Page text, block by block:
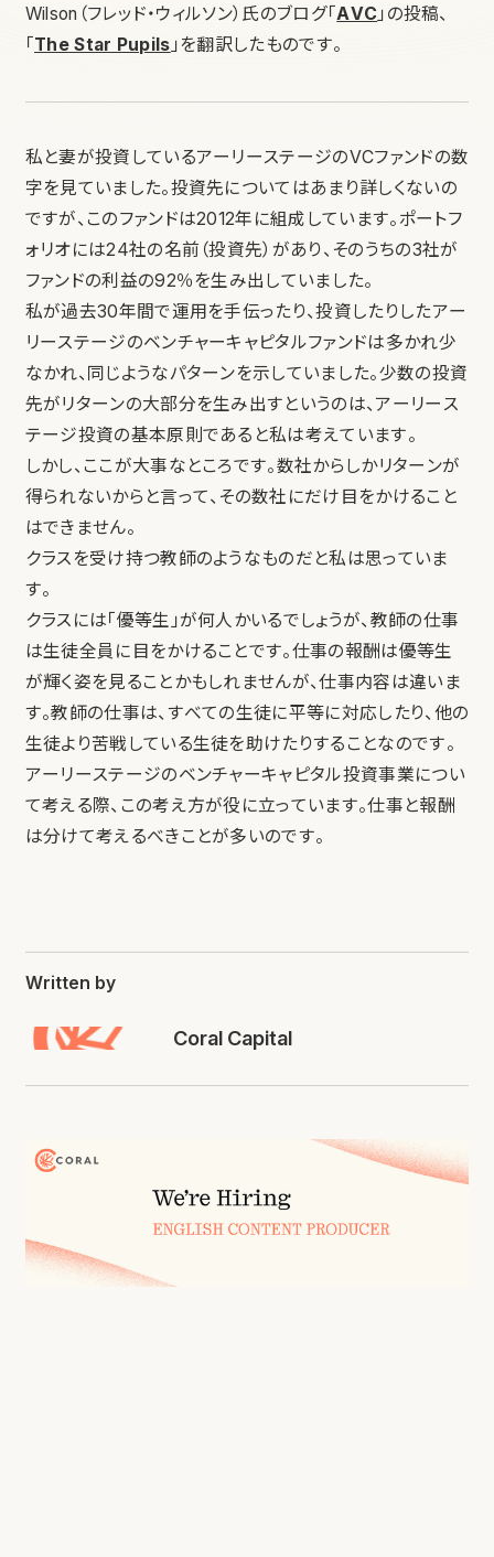
Wilson（フレッド・ウィルソン）氏のブログ「AVC 」の投稿、
「 The Star Pupils 」を翻訳したものです。
私と妻が投資しているアーリーステージのVCファンドの数
字を見ていました。投資先についてはあまり詳しくないの
ですが、このファンドは2012年に組成しています。ポートフ
ォリオには24社の名前（投資先）があり、そのうちの3社が
ファンドの利益の92％を生み出していました。
私が過去30年間で運用を手伝ったり、投資したりしたアー
リーステージのベンチャーキャピタルファンドは多かれ少
なかれ、同じようなパターンを示していました。少数の投資
先がリターンの大部分を生み出すというのは、アーリース
テージ投資の基本原則であると私は考えています。
しかし、ここが大事なところです。数社からしかリターンが
得られないからと言って、その数社にだけ目をかけること
はできません。
クラスを受け持つ教師のようなものだと私は思っていま
す。
クラスには「優等生」が何人かいるでしょうが、教師の仕事
は生徒全員に目をかけることです。仕事の報酬は優等生
が輝く姿を見ることかもしれませんが、仕事内容は違いま
す。教師の仕事は、すべての生徒に平等に対応したり、他の
生徒より苦戦している生徒を助けたりすることなのです。
アーリーステージのベンチャーキャピタル投資事業につい
て考える際、この考え方が役に立っています。仕事と報酬
は分けて考えるべきことが多いのです。
Written by
Coral Capital